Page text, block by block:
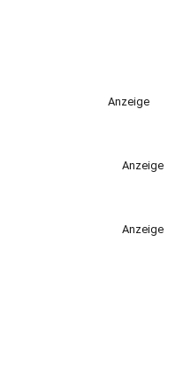
Anzeige
Anzeige
Anzeige